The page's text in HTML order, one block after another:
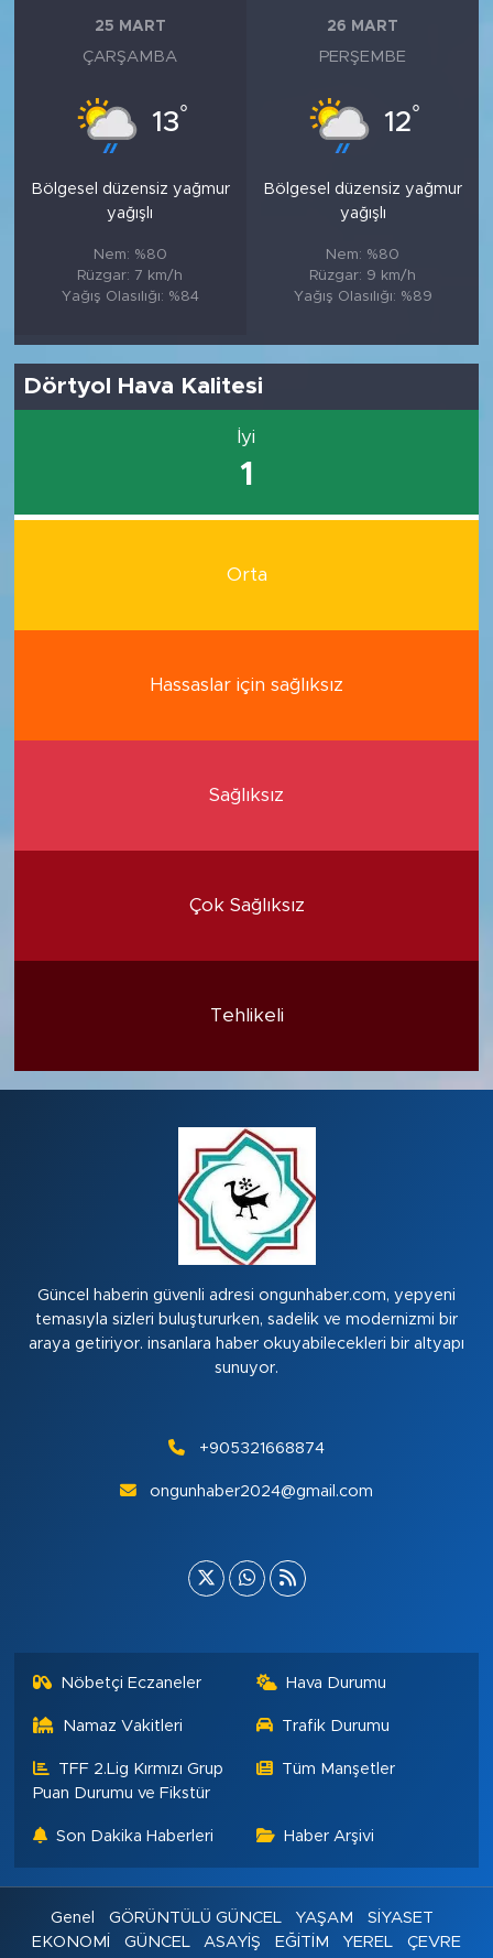
25 MART
ÇARŞAMBA
13°
Bölgesel düzensiz yağmur
yağışlı
Nem: %80
Rüzgar: 7 km/h
Yağış Olasılığı: %84
26 MART
PERŞEMBE
12°
Bölgesel düzensiz yağmur
yağışlı
Nem: %80
Rüzgar: 9 km/h
Yağış Olasılığı: %89
Dörtyol Hava Kalitesi
İyi
1
Orta
Hassaslar için sağlıksız
Sağlıksız
Çok Sağlıksız
Tehlikeli
Güncel haberin güvenli adresi ongunhaber.com, yepyeni
temasıyla sizleri buluştururken, sadelik ve modernizmi bir
araya getiriyor. insanlara haber okuyabilecekleri bir altyapı
sunuyor.
+905321668874
ongunhaber2024@gmail.com
Nöbetçi Eczaneler Hava Durumu
Namaz Vakitleri Trafik Durumu
TFF 2.Lig Kırmızı Grup
Puan Durumu ve Fikstür
Tüm Manşetler
Son Dakika Haberleri Haber Arşivi
Genel GÖRÜNTÜLÜ GÜNCEL YAŞAM
SİYASET
EKONOMİ
GÜNCEL ASAYİŞ EĞİTİM YEREL ÇEVRE